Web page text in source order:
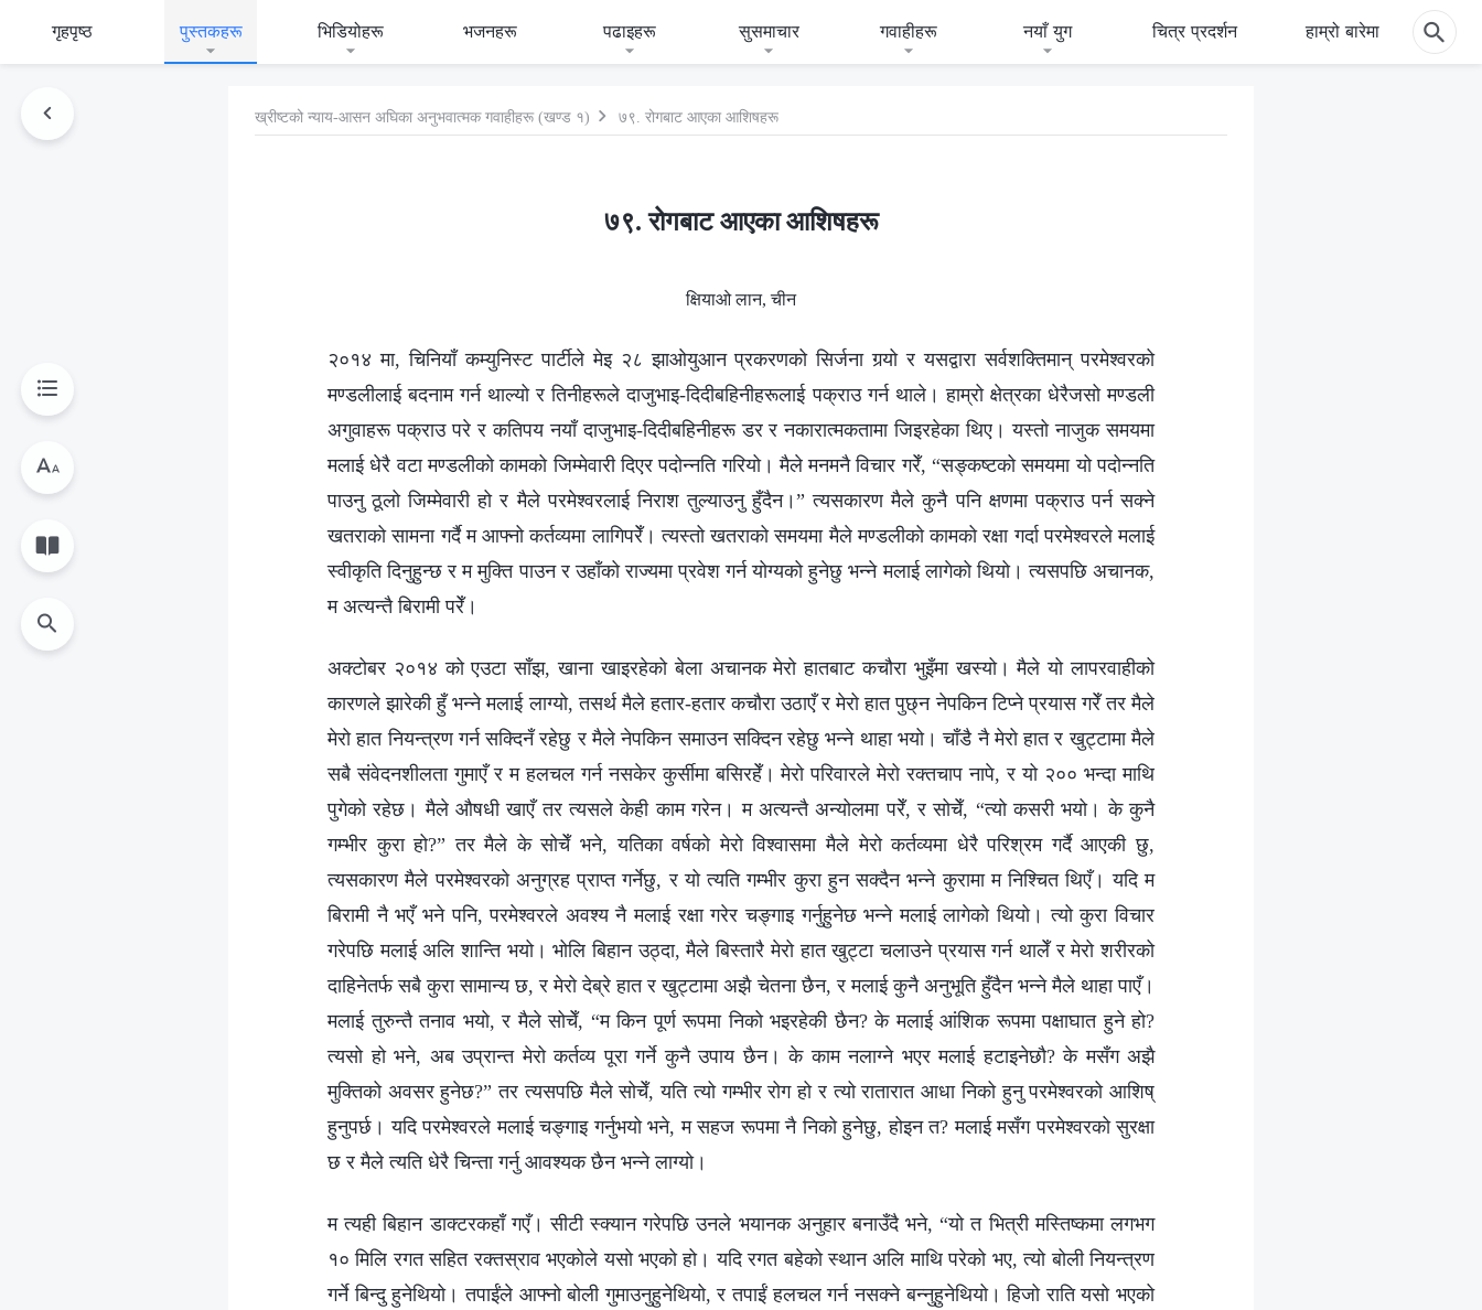
गृहपृष्ठ पुस्तकहरू भिडियोहरू भजनहरू पढाइहरू सुसमाचार गवाहीहरू नयाँ युग चित्र प्रदर्शन हाम्रो बारेमा
ख्रीष्‍टको न्याय-आसन अघिका अनुभवात्मक गवाहीहरू (खण्ड १) ७९. रोगबाट आएका आशिषहरू
७९. रोगबाट आएका आशिषहरू
क्षियाओ लान, चीन
२०१४ मा, चिनियाँ कम्युनिस्ट पार्टीले मेइ २८ झाओयुआन प्रकरणको सिर्जना गर्‍यो र यसद्वारा सर्वशक्तिमान्‌ परमेश्‍वरको
मण्डलीलाई बदनाम गर्न थाल्यो र तिनीहरूले दाजुभाइ-दिदीबहिनीहरूलाई पक्राउ गर्न थाले। हाम्रो क्षेत्रका धेरैजसो मण्डली
अगुवाहरू पक्राउ परे र कतिपय नयाँ दाजुभाइ-दिदीबहिनीहरू डर र नकारात्मकतामा जिइरहेका थिए। यस्तो नाजुक समयमा
मलाई धेरै वटा मण्डलीको कामको जिम्‍मेवारी दिएर पदोन्‍नति गरियो। मैले मनमनै विचार गरेँ, “सङ्कष्टको समयमा यो पदोन्‍नति
पाउनु ठूलो जिम्‍मेवारी हो र मैले परमेश्‍वरलाई निराश तुल्याउनु हुँदैन।” त्यसकारण मैले कुनै पनि क्षणमा पक्राउ पर्न सक्‍ने
खतराको सामना गर्दै म आफ्‍नो कर्तव्यमा लागिपरेँ। त्यस्तो खतराको समयमा मैले मण्डलीको कामको रक्षा गर्दा परमेश्‍वरले मलाई
स्वीकृति दिनुहुन्छ र म मुक्ति पाउन र उहाँको राज्यमा प्रवेश गर्न योग्यको हुनेछु भन्‍ने मलाई लागेको थियो। त्यसपछि अचानक,
म अत्यन्तै बिरामी परेँ।
अक्टोबर २०१४ को एउटा साँझ, खाना खाइरहेको बेला अचानक मेरो हातबाट कचौरा भुइँमा खस्यो। मैले यो लापरवाहीको
कारणले झारेकी हुँ भन्‍ने मलाई लाग्यो, तसर्थ मैले हतार-हतार कचौरा उठाएँ र मेरो हात पुछ्न नेपकिन टिप्‍ने प्रयास गरेँ तर मैले
मेरो हात नियन्त्रण गर्न सक्दिनँ रहेछु र मैले नेपकिन समाउन सक्‍दिन रहेछु भन्‍ने थाहा भयो। चाँडै नै मेरो हात र खुट्टामा मैले
सबै संवेदनशीलता गुमाएँ र म हलचल गर्न नसकेर कुर्सीमा बसिरहेँ। मेरो परिवारले मेरो रक्तचाप नापे, र यो २०० भन्दा माथि
पुगेको रहेछ। मैले औषधी खाएँ तर त्यसले केही काम गरेन। म अत्यन्तै अन्योलमा परेँ, र सोचेँ, “त्यो कसरी भयो। के कुनै
गम्‍भीर कुरा हो?” तर मैले के सोचेँ भने, यतिका वर्षको मेरो विश्‍वासमा मैले मेरो कर्तव्यमा धेरै परिश्रम गर्दै आएकी छु,
त्यसकारण मैले परमेश्‍वरको अनुग्रह प्राप्त गर्नेछु, र यो त्यति गम्‍भीर कुरा हुन सक्दैन भन्‍ने कुरामा म निश्‍चित थिएँ। यदि म
बिरामी नै भएँ भने पनि, परमेश्‍वरले अवश्य नै मलाई रक्षा गरेर चङ्गाइ गर्नुहुनेछ भन्‍ने मलाई लागेको थियो। त्यो कुरा विचार
गरेपछि मलाई अलि शान्ति भयो। भोलि बिहान उठ्दा, मैले बिस्तारै मेरो हात खुट्टा चलाउने प्रयास गर्न थालेँ र मेरो शरीरको
दाहिनेतर्फ सबै कुरा सामान्य छ, र मेरो देब्रे हात र खुट्टामा अझै चेतना छैन, र मलाई कुनै अनुभूति हुँदैन भन्‍ने मैले थाहा पाएँ।
मलाई तुरुन्तै तनाव भयो, र मैले सोचेँ, “म किन पूर्ण रूपमा निको भइरहेकी छैन? के मलाई आंशिक रूपमा पक्षाघात हुने हो?
त्यसो हो भने, अब उप्रान्त मेरो कर्तव्य पूरा गर्ने कुनै उपाय छैन। के काम नलाग्‍ने भएर मलाई हटाइनेछौ? के मसँग अझै
मुक्तिको अवसर हुनेछ?” तर त्यसपछि मैले सोचेँ, यति त्यो गम्‍भीर रोग हो र त्यो रातारात आधा निको हुनु परमेश्‍वरको आशिष्‌
हुनुपर्छ। यदि परमेश्‍वरले मलाई चङ्गाइ गर्नुभयो भने, म सहज रूपमा नै निको हुनेछु, होइन त? मलाई मसँग परमेश्‍वरको सुरक्षा
छ र मैले त्यति धेरै चिन्ता गर्नु आवश्यक छैन भन्‍ने लाग्यो।
म त्यही बिहान डाक्टरकहाँ गएँ। सीटी स्क्यान गरेपछि उनले भयानक अनुहार बनाउँदै भने, “यो त भित्री मस्तिष्कमा लगभग
१० मिलि रगत सहित रक्तस्राव भएकोले यसो भएको हो। यदि रगत बहेको स्थान अलि माथि परेको भए, त्यो बोली नियन्त्रण
गर्ने बिन्दु हुनेथियो। तपाईंले आफ्‍नो बोली गुमाउनुहुनेथियो, र तपाईं हलचल गर्न नसक्‍ने बन्‍नुहुनेथियो। हिजो राति यसो भएको